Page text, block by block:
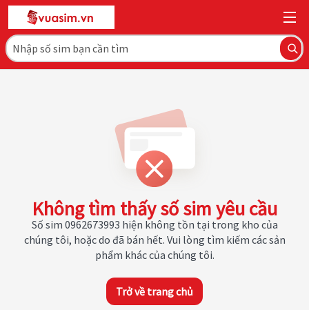
Không tìm thấy số sim yêu cầu
Số sim 0962673993 hiện không tồn tại trong kho của
chúng tôi, hoặc do đã bán hết. Vui lòng tìm kiếm các sản
phẩm khác của chúng tôi.
Trở về trang chủ